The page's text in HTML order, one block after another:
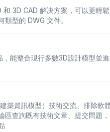
3D CAD 解决方案，可以更輕
型的 DWG 文件。
能整合現行多數3D設計模型並
築資訊模型）技術交流、排除軟
區查詢既有技術文章、提交問題